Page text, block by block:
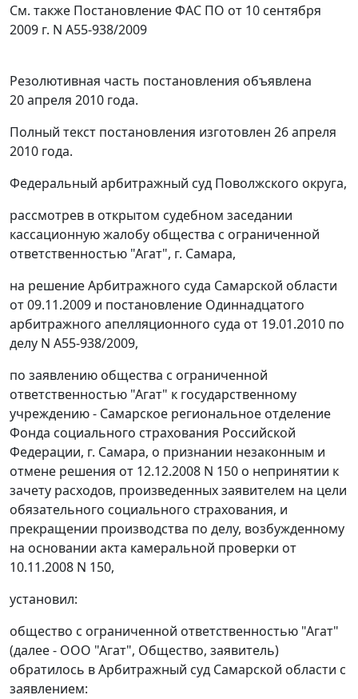
См. также ПостановлениеФАС ПО от 10 сентября
2009 г. N А55-938/2009
Резолютивная часть постановления объявлена
20 апреля 2010 года.
Полный текст постановления изготовлен 26 апреля
2010 года.
Федеральный арбитражный суд Поволжского округа,
рассмотрев в открытом судебном заседании
кассационную жалобу общества с ограниченной
ответственностью "Агат", г. Самара,
на решение Арбитражного суда Самарской области
от 09.11.2009 и постановление Одиннадцатого
арбитражного апелляционного суда от 19.01.2010 по
делу N А55-938/2009,
по заявлению общества с ограниченной
ответственностью "Агат" к государственному
учреждению - Самарское региональное отделение
Фонда социального страхования Российской
Федерации, г. Самара, о признании незаконным и
отмене решения от 12.12.2008 N 150 о непринятии к
зачету расходов, произведенных заявителем на цели
обязательного социального страхования, и
прекращении производства по делу, возбужденному
на основании акта камеральной проверки от
10.11.2008 N 150,
установил:
общество с ограниченной ответственностью "Агат"
(далее - ООО "Агат", Общество, заявитель)
обратилось в Арбитражный суд Самарской области с
заявлением: